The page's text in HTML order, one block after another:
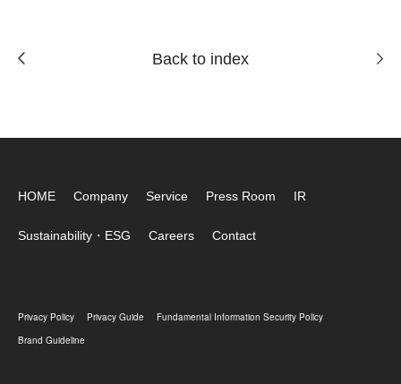
Back to index
HOME Company Service Press Room IR
Sustainability・ESG Careers Contact
Privacy Policy Privacy Guide
Fundamental Information Security Policy
Brand Guideline